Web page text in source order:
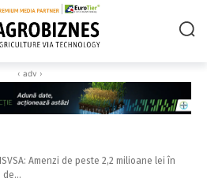
‹ adv ›
Amenzi de peste 2,2 milioane lei în